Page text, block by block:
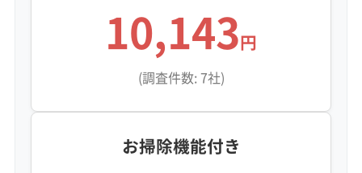
※項目にカーソルを合わせると詳細な説明が表示されます。
10,143円
(調査件数: 7社)
お掃除機能付き